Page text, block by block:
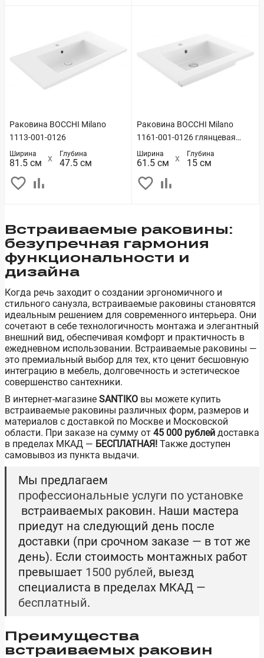
Раковина BOCCHI Milano
1113-001-0126
Ширина
81.5 см
Глубина
47.5 см
Раковина BOCCHI Milano
1161-001-0126 глянцевая
белая
Ширина
61.5 см
Глубина
15 см
Встраиваемые раковины:
безупречная гармония
функциональности и
дизайна
Когда речь заходит о создании эргономичного и
стильного санузла, встраиваемые раковины становятся
идеальным решением для современного интерьера. Они
сочетают в себе технологичность монтажа и элегантный
внешний вид, обеспечивая комфорт и практичность в
ежедневном использовании. Встраиваемые раковины —
это премиальный выбор для тех, кто ценит бесшовную
интеграцию в мебель, долговечность и эстетическое
совершенство сантехники.
В интернет-магазине SANTIKO вы можете купить
встраиваемые раковины различных форм, размеров и
материалов с доставкой по Москве и Московской
области. При заказе на сумму от 45 000 рублей доставка
в пределах МКАД — БЕСПЛАТНАЯ! Также доступен
самовывоз из пункта выдачи.
Мы предлагаем
профессиональные услуги по установке
встраиваемых раковин. Наши мастера
приедут на следующий день после
доставки (при срочном заказе — в тот же
день). Если стоимость монтажных работ
превышает 1500 рублей, выезд
специалиста в пределах МКАД —
бесплатный.
Преимущества
встраиваемых раковин